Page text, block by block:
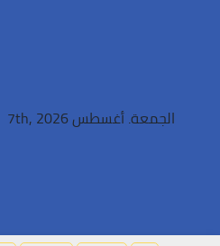
الجمعة. أغسطس 7th, 2026